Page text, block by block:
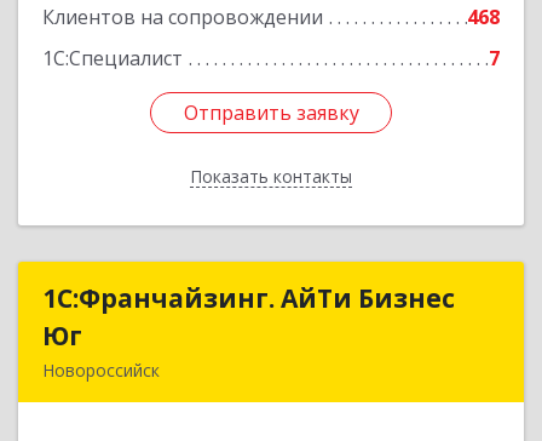
Клиентов на сопровождении
468
1С:Специалист
7
Отправить заявку
Показать контакты
Отправить заявку
Назад
1С:Франчайзинг. АйТи Бизнес
Юг
Новороссийск
1С:Франчайзинг. АйТи Бизнес